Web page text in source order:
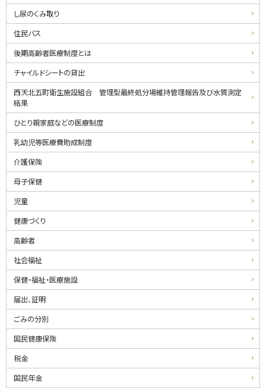
し尿のくみ取り
住民バス
後期高齢者医療制度とは
チャイルドシートの貸出
西天北五町衛生施設組合 管理型最終処分場維持管理報告及び水質測定
結果
ひとり親家庭などの医療制度
乳幼児等医療費助成制度
介護保険
母子保健
児童
健康づくり
高齢者
社会福祉
保健・福祉・医療施設
届出、証明
ごみの分別
国民健康保険
税金
国民年金